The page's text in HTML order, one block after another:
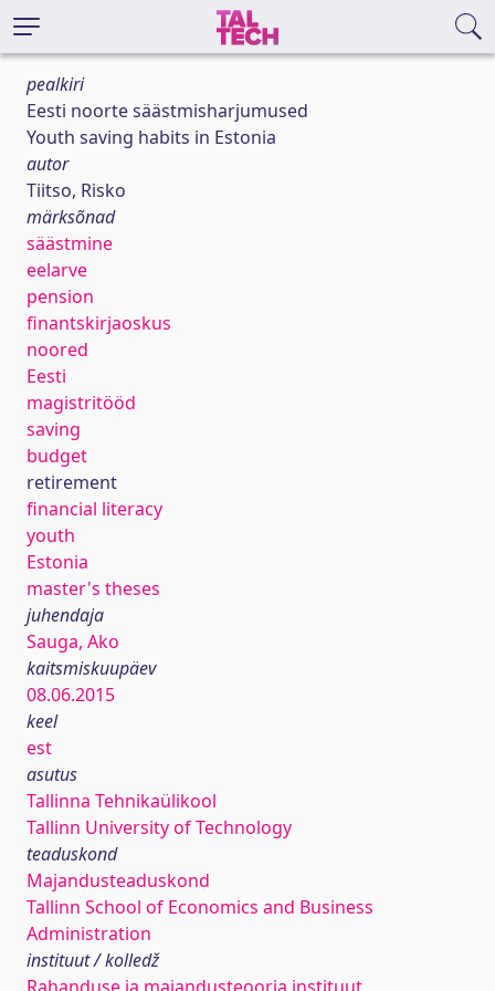
pealkiri
Eesti noorte säästmisharjumused
Youth saving habits in Estonia
autor
Tiitso, Risko
märksõnad
säästmine
eelarve
pension
finantskirjaoskus
noored
Eesti
magistritööd
saving
budget
retirement
financial literacy
youth
Estonia
master's theses
juhendaja
Sauga, Ako
kaitsmiskuupäev
08.06.2015
keel
est
asutus
Tallinna Tehnikaülikool
Tallinn University of Technology
teaduskond
Majandusteaduskond
Tallinn School of Economics and Business
Administration
instituut / kolledž